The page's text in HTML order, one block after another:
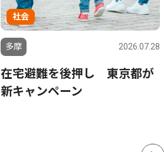
社会
多摩 2026.07.28
在宅避難を後押し 東京都が
新キャンペーン